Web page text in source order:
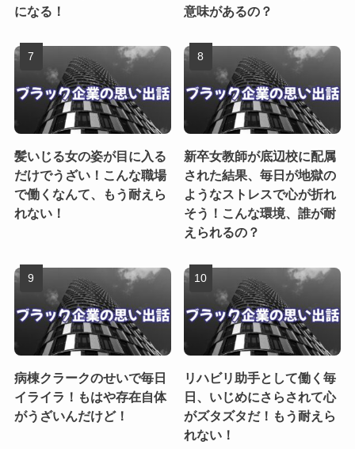
になる！
意味があるの？
髪いじる女の姿が目に入る
だけでうざい！こんな職場
で働くなんて、もう耐えら
れない！
新卒女教師が底辺校に配属
された結果、毎日が地獄の
ようなストレスで心が折れ
そう！こんな環境、誰が耐
えられるの？
病棟クラークのせいで毎日
イライラ！もはや存在自体
がうざいんだけど！
リハビリ助手として働く毎
日、いじめにさらされて心
がズタズタだ！もう耐えら
れない！